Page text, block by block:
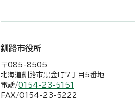
釧路市役所
〒085-8505
北海道釧路市黒金町7丁目5番地
電話/0154-23-5151
FAX/0154-23-5222